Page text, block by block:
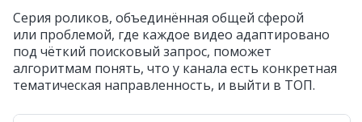
Серия роликов, объединённая общей сферой
или проблемой, где каждое видео адаптировано
под чёткий поисковый запрос, поможет
алгоритмам понять, что у канала есть конкретная
тематическая направленность, и выйти в ТОП.